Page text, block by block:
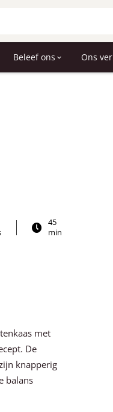
Beleef ons Ons
45
min
met
De
knapperig
balans